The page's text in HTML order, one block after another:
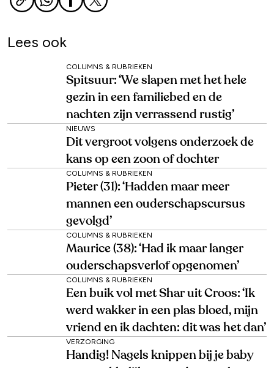
Lees ook
COLUMNS & RUBRIEKEN
Spitsuur: ‘We slapen met het hele
gezin in een familiebed en de
nachten zijn verrassend rustig’
NIEUWS
Dit vergroot volgens onderzoek de
kans op een zoon of dochter
COLUMNS & RUBRIEKEN
Pieter (31): ‘Hadden maar meer
mannen een ouderschapscursus
gevolgd’
COLUMNS & RUBRIEKEN
Maurice (38): ‘Had ik maar langer
ouderschapsverlof opgenomen’
COLUMNS & RUBRIEKEN
Een buik vol met Shar uit Croos: ‘Ik
werd wakker in een plas bloed, mijn
vriend en ik dachten: dit was het dan’
VERZORGING
Handig! Nagels knippen bij je baby